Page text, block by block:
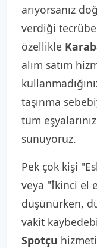
arıyorsanız
verdiği
özellikle
alım satım
taşınma
tüm
sunuyoruz.
Pek çok kişi
veya "İkinci el
düşünürken,
vakit
Spotçu